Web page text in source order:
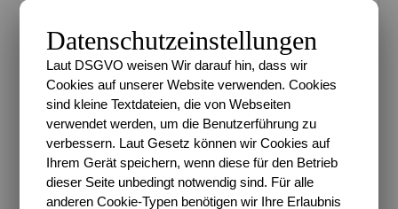
4 Kommentare
die Fußballpause dem Ende zuneigt, da es nun
immer öfter wieder Thema bei uns wird. Aber eine
Woche ist noch Sommerpause in dem Bereich und
deshalb…
Datenschutzeinstellungen
Laut DSGVO weisen Wir darauf hin, dass wir
Cookies auf unserer Website verwenden. Cookies
sind kleine Textdateien, die von Webseiten
verwendet werden, um die Benutzerführung zu
verbessern. Laut Gesetz können wir Cookies auf
Ihrem Gerät speichern, wenn diese für den Betrieb
dieser Seite unbedingt notwendig sind. Für alle
anderen Cookie-Typen benötigen wir Ihre Erlaubnis